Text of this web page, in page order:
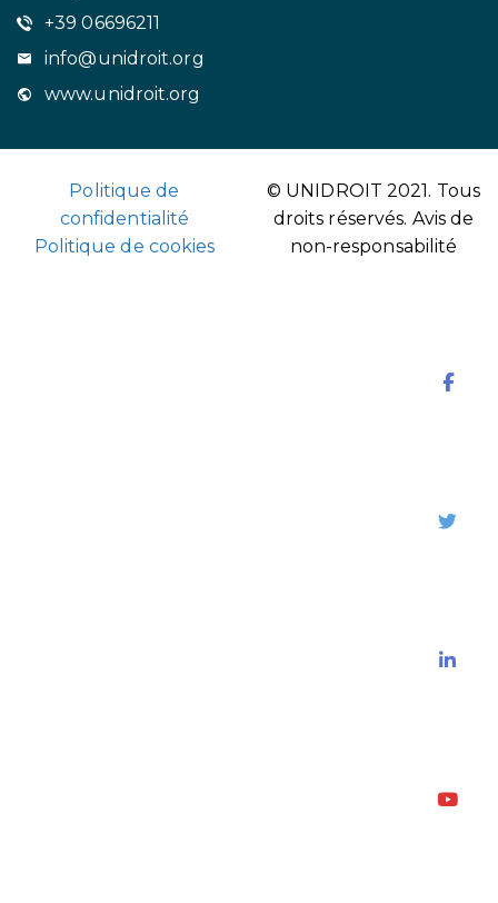
+39 06696211
info@unidroit.org
www.unidroit.org
Politique de
confidentialité
Politique de cookies
© UNIDROIT 2021. Tous
droits réservés. Avis de
non-responsabilité